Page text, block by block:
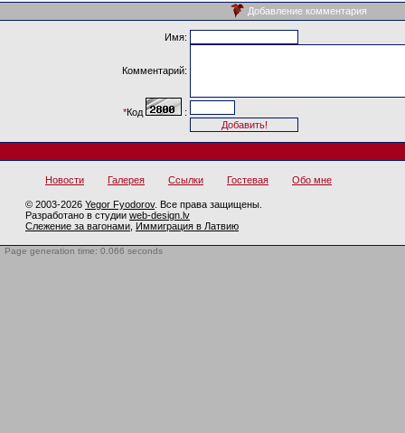
Добавление комментария
Имя:
Комментарий:
*Код :
Новости Галерея Ссылки Гостевая Обо мне
© 2003-2026 Yegor Fyodorov. Все права защищены.
Разработано в студии web-design.lv
Слежение за вагонами Иммиграция в Латвию
Page generation time: 0.066 seconds